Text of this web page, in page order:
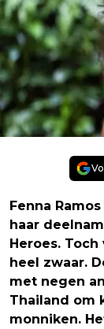
Fenna
haar
Heroes.
heel zwaar.
met negen
Thailand om
monniken.